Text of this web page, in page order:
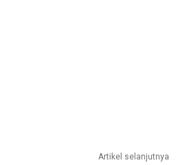
Artikel selanjutnya